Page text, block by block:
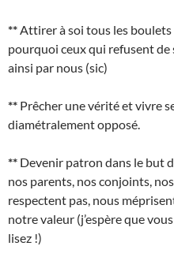
** Attirer à soi tous les
pourquoi ceux qui refusent
ainsi par nous (sic)
** Prêcher une vérité et vivre
diamétralement opposé.
** Devenir patron dans le but
nos parents, nos conjoints,
respectent pas, nous
notre valeur (j’espère que
lisez !)